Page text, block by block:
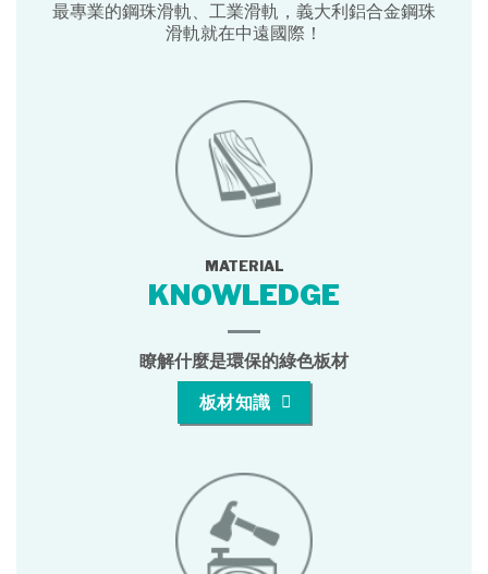
最專業的鋼珠滑軌、工業滑軌，義大利鋁合金鋼珠
滑軌就在中遠國際！
MATERIAL
KNOWLEDGE
瞭解什麼是環保的綠色板材
板材知識